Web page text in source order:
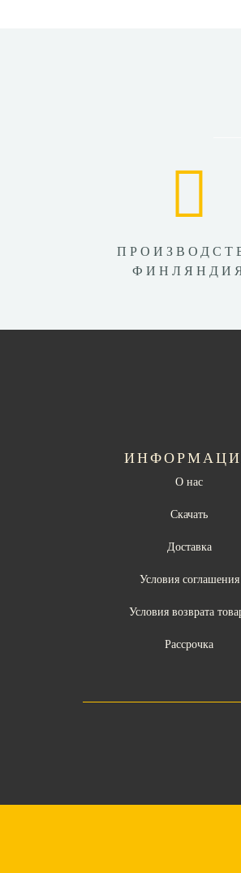
О нас
Скачать
Доставка
Условия соглашения
Условия возврата
Рассрочка